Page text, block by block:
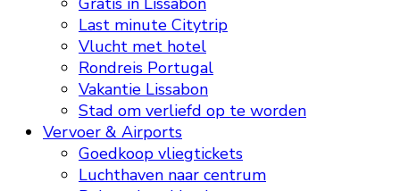
Last minute Citytrip
Vlucht met hotel
Rondreis Portugal
Vakantie Lissabon
Stad om verliefd op te worden
Vervoer & Airports
Goedkoop vliegtickets
Luchthaven naar centrum